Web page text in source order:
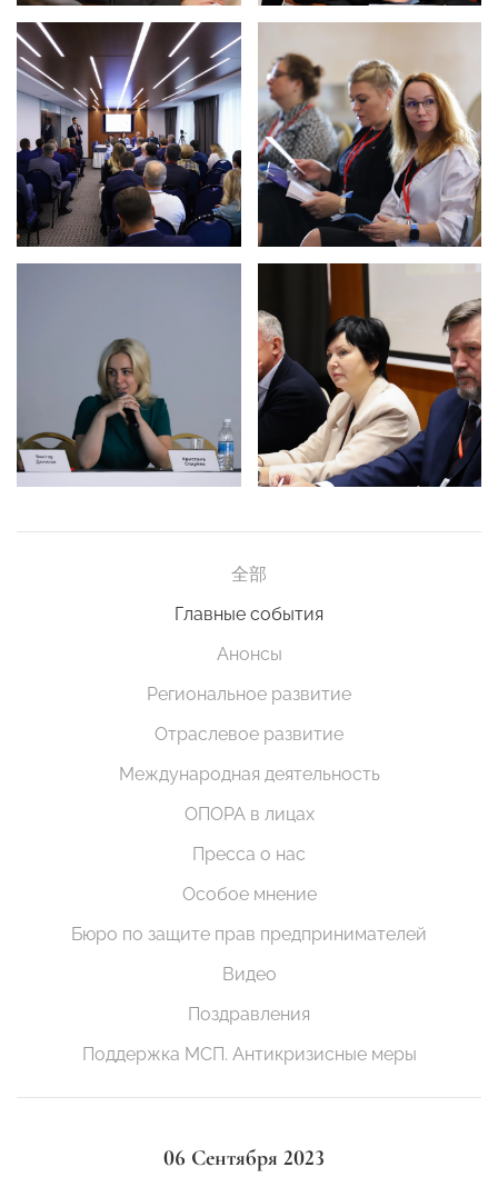
全部
Главные события
Анонсы
Региональное развитие
Отраслевое развитие
Международная деятельность
ОПОРА в лицах
Пресса о нас
Особое мнение
Бюро по защите прав предпринимателей
Видео
Поздравления
Поддержка МСП. Антикризисные меры
06 Сентября 2023